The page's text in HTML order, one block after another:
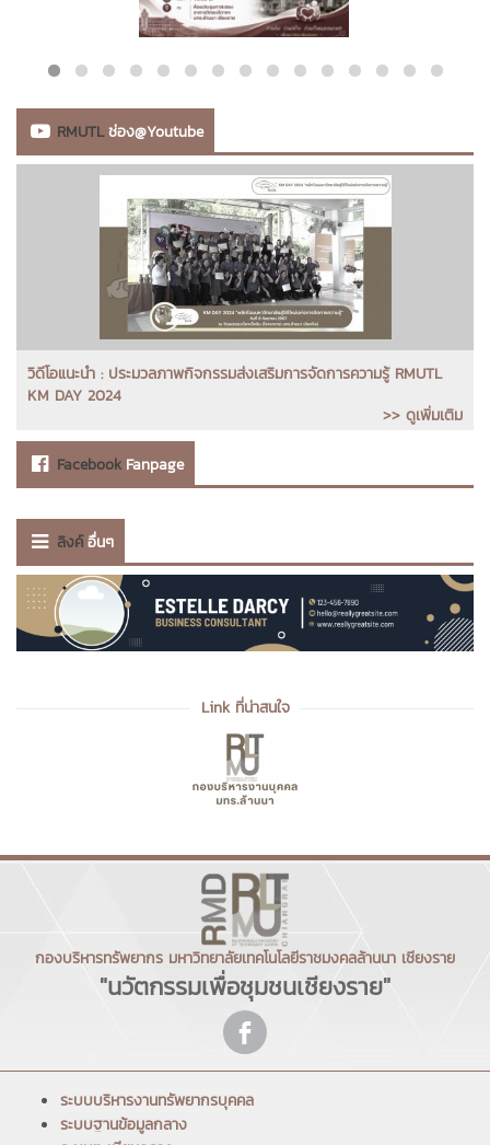
RMUTLช่อง@Youtube
วิดีโอแนะนำ : ประมวลภาพกิจกรรมส่งเสริมการจัดการความรู้ RMUTL
KM DAY 2024
>> ดูเพิ่มเติม
Facebook Fanpage
ลิงค์อื่นๆ
Link ที่น่าสนใจ
กองบริหารทรัพยากร มหาวิทยาลัยเทคโนโลยีราชมงคลล้านนา เชียงราย
"นวัตกรรมเพื่อชุมชนเชียงราย"
ระบบบริหารงานทรัพยากรบุคคล
ระบบฐานข้อมูลกลาง